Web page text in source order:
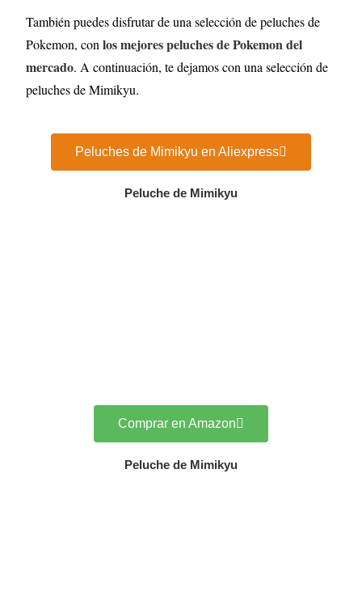
También puedes disfrutar de una selección de peluches de
Pokemon, conlos mejores peluches de Pokemon del
mercado. A continuación, te dejamos con una selección de
peluches de Mimikyu.
Peluches de Mimikyu en Aliexpress
Peluche de Mimikyu
Comprar en Amazon
Peluche de Mimikyu